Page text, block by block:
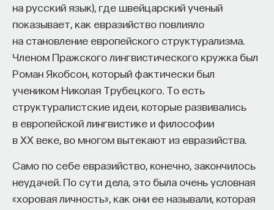
на русский язык), где швейцарский ученый
показывает, как евразийство повлияло
на становление европейского структурализма.
Членом Пражского лингвистического кружка был
Роман Якобсон, который фактически был
учеником Николая Трубецкого. То есть
структуралистские идеи, которые развивались
в европейской лингвистике и философии
в XX веке, во многом вытекают из евразийства.
Само по себе евразийство, конечно, закончилось
неудачей. По сути дела, это была очень условная
«хоровая личность», как они ее называли, которая